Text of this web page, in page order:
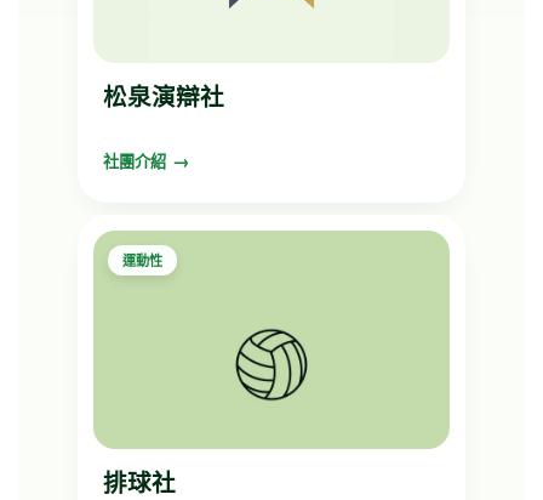
松泉演辯社
社團介紹
運動性
排球社